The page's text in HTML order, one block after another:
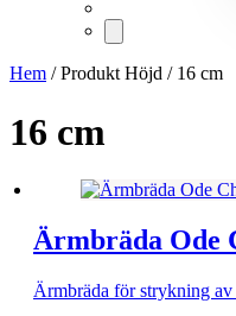
Hem / Produkt Höjd / 16 cm
16 cm
Ärmbräda Ode
Ärmbräda för strykning